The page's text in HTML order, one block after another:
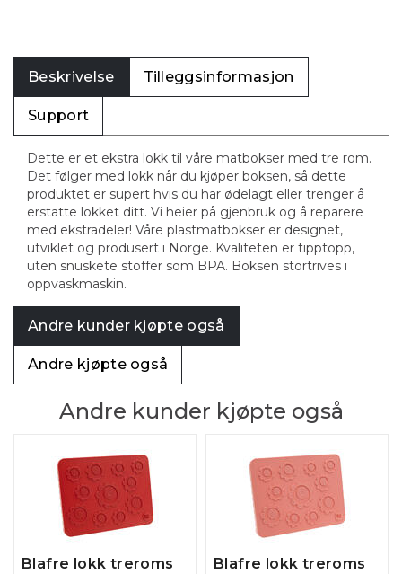
Beskrivelse Tilleggsinformasjon
Support
Dette er et ekstra lokk til våre matbokser med tre rom.
Det følger med lokk når du kjøper boksen, så dette
produktet er supert hvis du har ødelagt eller trenger å
erstatte lokket ditt. Vi heier på gjenbruk og å reparere
med ekstradeler! Våre plastmatbokser er designet,
utviklet og produsert i Norge. Kvaliteten er tipptopp,
uten snuskete stoffer som BPA. Boksen stortrives i
oppvaskmaskin.
Andre kunder kjøpte også
Andre kjøpte også
Andre kunder kjøpte også
Blafre lokk treroms
Blafre lokk treroms